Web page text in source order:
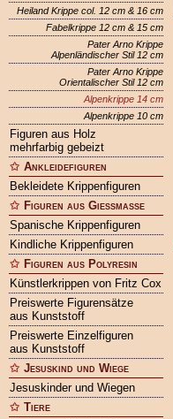
Heiland Krippe col. 12 cm & 16 cm
Fabelkrippe 12 cm & 15 cm
Pater Arno Krippe
Alpenländischer Stil 12 cm
Pater Arno Krippe
Orientalischer Stil 12 cm
Alpenkrippe 14 cm
Alpenkrippe 10 cm
Figuren aus Holz
mehrfarbig gebeizt
Ankleidefiguren
Bekleidete Krippenfiguren
Figuren aus Gießmasse
Spanische Krippenfiguren
Kindliche Krippenfiguren
Figuren aus Polyresin
Künstlerkrippen von Fritz Cox
Preiswerte Figurensätze
aus Kunststoff
Preiswerte Einzelfiguren
aus Kunststoff
Jesuskind und Wiege
Jesuskinder und Wiegen
Tiere